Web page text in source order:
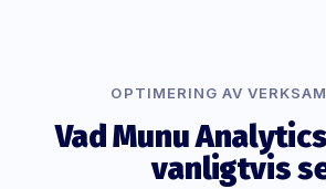
OPTIMERING AV
Vad Munu
vanligtvis